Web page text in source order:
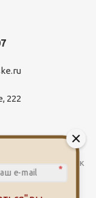
222
от сети аптек